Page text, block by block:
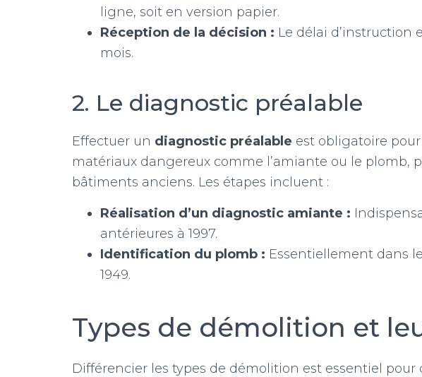
ligne, soit en version papier.
Réception de la décision : Le délai d’instruction
mois.
2. Le diagnostic préalable
Effectuer un diagnostic préalable est obligatoire
matériaux dangereux comme l’amiante ou le plomb,
bâtiments anciens. Les étapes incluent :
Réalisation d’un diagnostic amiante :
antérieures à 1997.
Identification du plomb : Essentiellement dans
1949.
Types de démolition et
Différencier les types de démolition est essentiel